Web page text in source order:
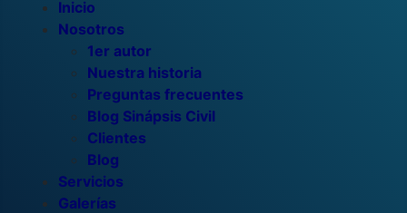
Inicio
Nosotros
1er autor
Nuestra historia
Preguntas frecuentes
Blog Sinápsis Civil
Clientes
Blog
Servicios
Galerías